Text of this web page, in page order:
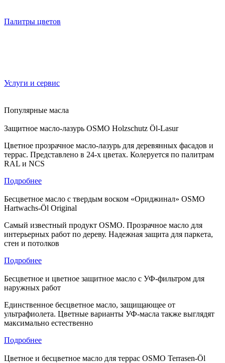
Палитры цветов
Услуги и сервис
Популярные масла
Защитное масло-лазурь OSMO Holzschutz Öl-Lasur
Цветное прозрачное масло-лазурь для деревянных фасадов и
террас. Представлено в 24-х цветах. Колеруется по палитрам
RAL и NCS
Подробнее
Бесцветное масло с твердым воском «Ориджинал» OSMO
Hartwachs-Öl Original
Самый известный продукт OSMO. Прозрачное масло для
интерьерных работ по дереву. Надежная защита для паркета,
стен и потолков
Подробнее
Бесцветное и цветное защитное масло с УФ-фильтром для
наружных работ
Единственное бесцветное масло, защищающее от
ультрафиолета. Цветные варианты УФ-масла также выглядят
максимально естественно
Подробнее
Цветное и бесцветное масло для террас OSMO Terrasen-Öl